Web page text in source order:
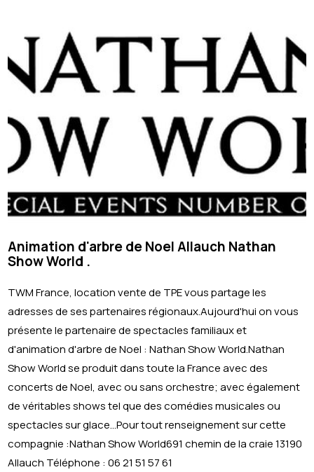
Animation d'arbre de Noel Allauch Nathan
Show World .
TWM France, location vente de TPE vous partage les
adresses de ses partenaires régionaux.Aujourd'hui on vous
présente le partenaire de spectacles familiaux et
d'animation d'arbre de Noel : Nathan Show World.Nathan
Show World se produit dans toute la France avec des
concerts de Noel, avec ou sans orchestre; avec également
de véritables shows tel que des comédies musicales ou
spectacles sur glace...Pour tout renseignement sur cette
compagnie :Nathan Show World691 chemin de la craie 13190
Allauch Téléphone : 06 21 51 57 61